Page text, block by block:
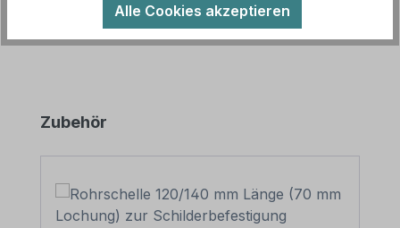
Produktgalerie überspringen
Zubehör
Alle Cookies akzeptieren